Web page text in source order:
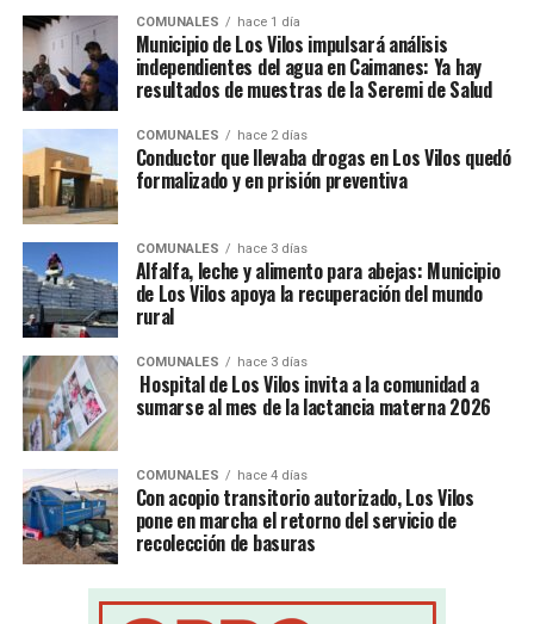
COMUNALES hace 1 día
Municipio de Los Vilos impulsará análisis
independientes del agua en Caimanes: Ya hay
resultados de muestras de la Seremi de Salud
COMUNALES hace 2 días
Conductor que llevaba drogas en Los Vilos quedó
formalizado y en prisión preventiva
COMUNALES hace 3 días
Alfalfa, leche y alimento para abejas: Municipio
de Los Vilos apoya la recuperación del mundo
rural
COMUNALES hace 3 días
Hospital de Los Vilos invita a la comunidad a
sumarse al mes de la lactancia materna 2026
COMUNALES hace 4 días
Con acopio transitorio autorizado, Los Vilos
pone en marcha el retorno del servicio de
recolección de basuras